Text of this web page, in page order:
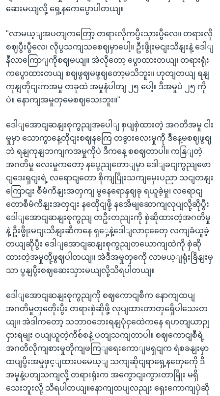
ဆေးမယျလို့ ရှေ့နကေပွောပါတယျ။
"လာမယ့ျအပတျကတြော့ တရားလိုကပွီးသှားပွီလေ။ တရားလို
စဈပွီးပွီလေ၊ လိုပွသကျသစေဈမှာပေါ့။ ဦးဖွိုးမငျးသိနျးနဲ့ ဒေါျ
နီလာကြောျကိုစဈမယျ။ အဲလိုတော့ ပွောထားတယျ၊ တရားရုံး
ကပွောထားတယျ စဈဖွဈမဖွဈတော့မသိဘူး။ ဟုတျတယျ ရနျ
ကုနျတိုငျးကအမှု တခုထဲ အမှုနံပါတျ ၂၅ ပေါ့။ ဒီအမှုပဲ ၂၅ ကို
ပဲ။ နောကျအမှုတှမေစဈသေးဘူး။"
ဒေါျအောငျဆနျးစုကွညျအပေါျ စှပျစှဲထားတဲ့ အဂတိအမှု ငါး
မှုမှာ သောကွာနေ့တိုငျးစဈနကြေ တခွားလေးမှုကို ဒီနေ့မစဈဖွဈ
ဘဲ ရနျကုနျဘကျကအမှုကိုပဲ ဒီကနေ့ စစဈတာပါ။ ကနြျတဲ့
အဂတိမှု လေးမှုကတော့ နပွေညျတောျမှာ ဒေါျခငျကွညျဖော
ငျဒေးရှငျးရဲ့ လရောငျတော စိုကျပြိုးသကျမှေးပညာ သငျတနျး
ကြောငျး စီမံကိနျးအတှကျ မွနေရောနှဈခု ရယူခဲ့မှု၊ လရောငျ
တောစီမံကိနျးအတှငျး နထေိုငျဖို့ နအေိမျဆောကျလုပျလို့ဆိုပွီး
ဒေါျအောငျဆနျးစုကွညျ တဦးတညျးကို စှဲဆိုထားတဲ့အဂတိမှု
နဲ့ ဦးဖွိုးမငျးသိနျးဆီကနေ ရှှေ့နဲ့ဒေါျလာငှတှေေ လကျခံယူခဲ့
တယျဆိုပွီး ဒေါျအောငျဆနျးစုကွညျတယောကျထဲကို စှဲဆို
ထားတဲ့အမှုတို့ဖွဈပါတယျ။ အဲဒီအမှုတှကေို လာမယ့ျရုံးခြိနျးမှ
သာ ပွနျပွီးစဈဆေးသှားမယျလို့သိရပါတယျ။
ဒေါျအောငျဆနျးစုကွညျကို စဈကောငျစီက နောကျထပျ
အဂတိမှုတှတေိုးပွီး တရားစှဲဆိုဖို့ လုပျထားတာတှရှေိပါသေးတ
ယျ။ အဲဒါကတော့ သဘာဝဘေးရနျပုံငှထေဲကနေ ရဟတျယာဉျ
ငှားရမျး ဝယျယူတဲ့ကိစ်စနဲ့ ပတျသကျတာပါ။ စဈကောငျစီရဲ့
အဂတိလိုကျစားမှုတိုကျဖကြျရေးကောျမရှငျက ရဲစခနျးမှာ
ထပျပွီးအမှုဖှင့ျထားပမေယ့ျ သကျဆိုငျရာရှေ့နတှေကေို ဒီ
အမှုနဲ့ပတျသကျလို့ တရားရုံးက အကွောငျးကွားတာမြိုး မရှိ
သေးဘူးလို့ သိရပါတယျ။နောကျထပျလညျး ရှေးကောကျပှဲဆို